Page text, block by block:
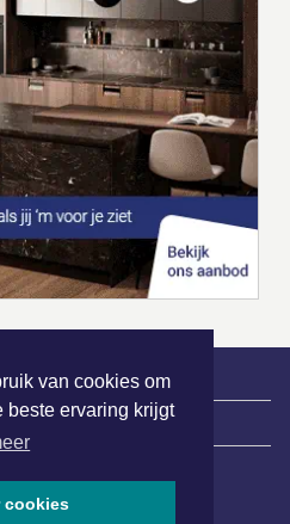
van cookies om
beste ervaring krijgt
cookies
| Evenementen